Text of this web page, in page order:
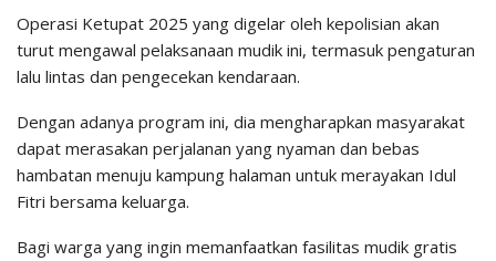
Operasi Ketupat 2025 yang digelar oleh kepolisian akan
turut mengawal pelaksanaan mudik ini, termasuk pengaturan
lalu lintas dan pengecekan kendaraan.
Dengan adanya program ini, dia mengharapkan masyarakat
dapat merasakan perjalanan yang nyaman dan bebas
hambatan menuju kampung halaman untuk merayakan Idul
Fitri bersama keluarga.
Bagi warga yang ingin memanfaatkan fasilitas mudik gratis